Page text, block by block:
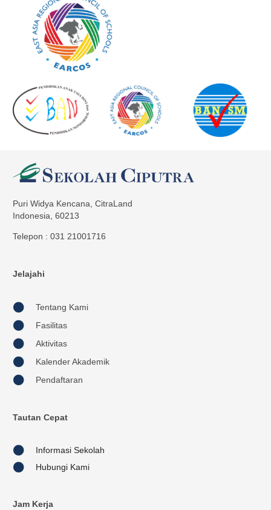
Puri Widya Kencana, CitraLand
Indonesia, 60213
Telepon : 031 21001716
Jelajahi
Tentang Kami
Fasilitas
Aktivitas
Kalender Akademik
Pendaftaran
Tautan Cepat
Informasi Sekolah
Hubungi Kami
Jam Kerja